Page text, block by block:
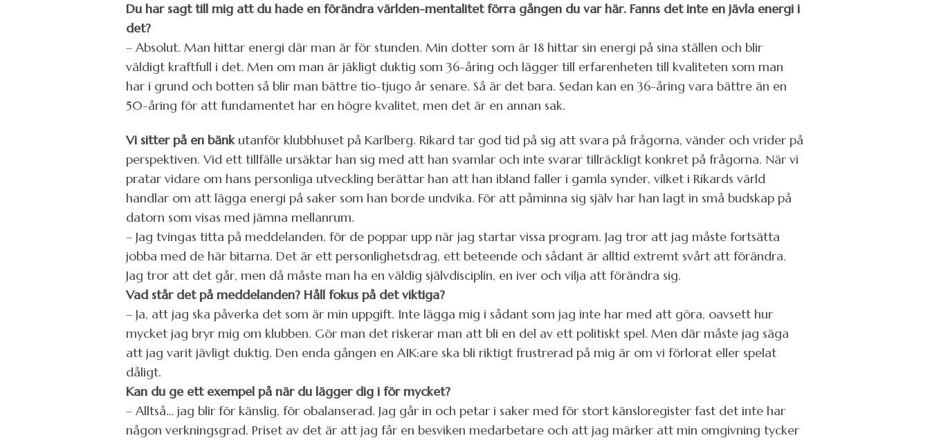
Du har sagt till mig att du hade en förändra världen-mentalitet förra gången du var här. Fanns det inte en jävla energi i
det?
– Absolut. Man hittar energi där man är för stunden. Min dotter som är 18 hittar sin energi på sina ställen och blir
väldigt kraftfull i det. Men om man är jäkligt duktig som 36-åring och lägger till erfarenheten till kvaliteten som man
har i grund och botten så blir man bättre tio-tjugo år senare. Så är det bara. Sedan kan en 36-åring vara bättre än en
50-åring för att fundamentet har en högre kvalitet, men det är en annan sak.
Vi sitter på en bänkutanför klubbhuset på Karlberg. Rikard tar god tid på sig att svara på frågorna, vänder och vrider på
perspektiven. Vid ett tillfälle ursäktar han sig med att han svamlar och inte svarar tillräckligt konkret på frågorna. När vi
pratar vidare om hans personliga utveckling berättar han att han ibland faller i gamla synder, vilket i Rikards värld
handlar om att lägga energi på saker som han borde undvika. För att påminna sig själv har han lagt in små budskap på
datorn som visas med jämna mellanrum.
– Jag tvingas titta på meddelanden, för de poppar upp när jag startar vissa program. Jag tror att jag måste fortsätta
jobba med de här bitarna. Det är ett personlighetsdrag, ett beteende och sådant är alltid extremt svårt att förändra.
Jag tror att det går, men då måste man ha en väldig självdisciplin, en iver och vilja att förändra sig.
Vad står det på meddelanden? Håll fokus på det viktiga?
– Ja, att jag ska påverka det som är min uppgift. Inte lägga mig i sådant som jag inte har med att göra, oavsett hur
mycket jag bryr mig om klubben. Gör man det riskerar man att bli en del av ett politiskt spel. Men där måste jag säga
att jag varit jävligt duktig. Den enda gången en AIK:are ska bli riktigt frustrerad på mig är om vi förlorat eller spelat
dåligt.
Kan du ge ett exempel på när du lägger dig i för mycket?
– Alltså… jag blir för känslig, för obalanserad. Jag går in och petar i saker med för stort känsloregister fast det inte har
någon verkningsgrad. Priset av det är att jag får en besviken medarbetare och att jag märker att min omgivning tycker